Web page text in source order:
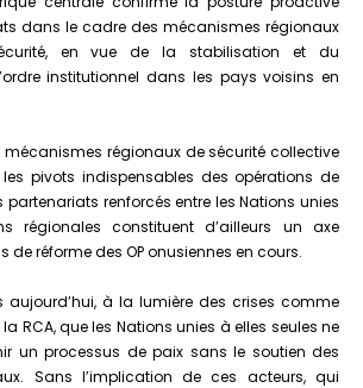
dans le cadre des mécanismes régionaux
en vue de la stabilisation et du
institutionnel dans les pays voisins en
régionaux de sécurité collective
pivots indispensables des opérations de
partenariats renforcés entre les Nations unies
régionales constituent d’ailleurs un axe
de réforme des OP onusiennes en cours.
aujourd’hui, à la lumière des crises comme
RCA, que les Nations unies à elles seules ne
un processus de paix sans le soutien des
Sans l’implication de ces acteurs, qui